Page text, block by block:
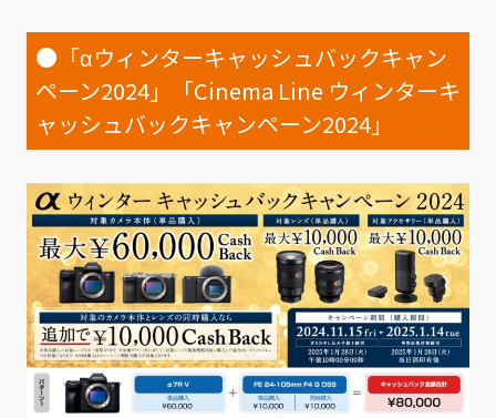
●「αウィンターキャッシュバックキャン
ペーン2024」「Cinema Line ウィンターキ
ャッシュバックキャンペーン2024」